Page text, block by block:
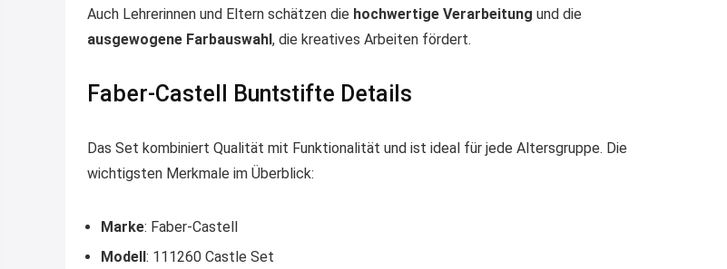
Auch Lehrerinnen und Eltern schätzen die hochwertige Verarbeitung und die
ausgewogene Farbauswahl, die kreatives Arbeiten fördert.
Faber-Castell Buntstifte Details
Das Set kombiniert Qualität mit Funktionalität und ist ideal für jede Altersgruppe. Die
wichtigsten Merkmale im Überblick:
Marke: Faber-Castell
Modell: 111260 Castle Set